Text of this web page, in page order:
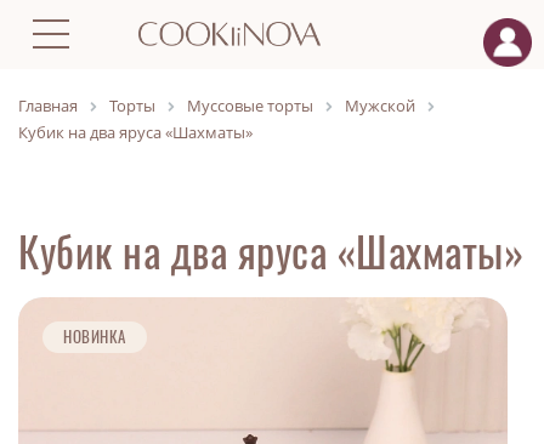
Главная Торты Муссовые торты
Мужской
Кубик на два яруса «Шахматы»
Кубик на два яруса «Шахматы»
НОВИНКА